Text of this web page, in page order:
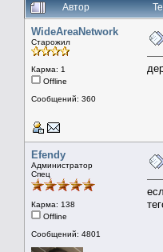
Автор
WideAreaNetwork
Старожил
Карма: 1
Offline
Сообщений: 360
Efendy
Администратор
Спец
Карма: 138
Offline
Сообщений: 4801